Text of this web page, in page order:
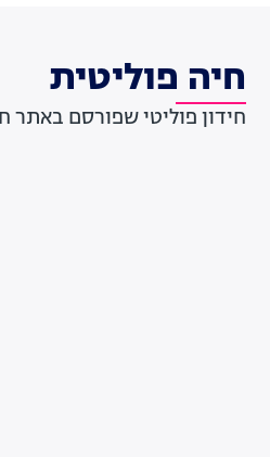
חיה פוליטית
חידון פוליטי שפורסם באתר חדשות 13 במהלך מערכת